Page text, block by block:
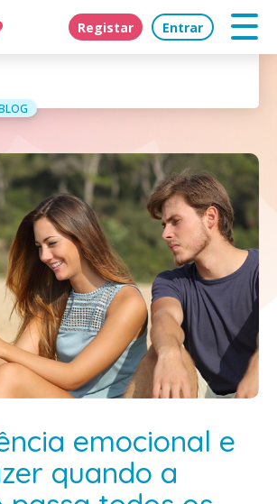
Registar Entrar
emocional e
quando a